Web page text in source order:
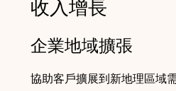
收入增長
企業地域擴張
協助客戶擴展到新地理區域